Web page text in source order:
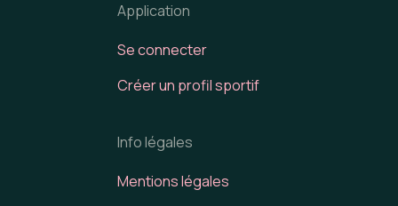
Application
Se connecter
Créer un profil sportif
Info légales
Mentions légales